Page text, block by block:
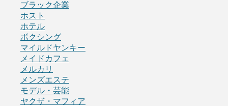
ブラック企業
ホスト
ホテル
ボクシング
マイルドヤンキー
メイドカフェ
メルカリ
メンズエステ
モデル・芸能
ヤクザ・マフィア